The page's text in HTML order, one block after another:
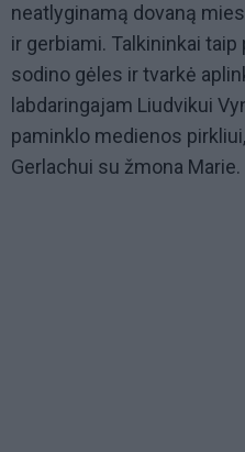
neatlyginamą dovaną
ir gerbiami. Talkininkai
sodino gėles ir tvarkė
labdaringajam Liudvikui
paminklo medienos
Gerlachui su žmona Marie.